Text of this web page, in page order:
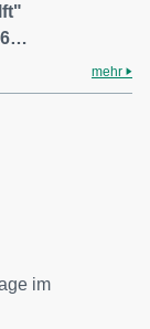
mehr
im